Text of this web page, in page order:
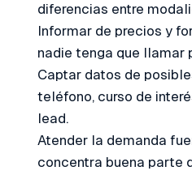
diferencias entre
Informar de precios y
nadie tenga que llamar
Captar datos de
teléfono, curso de
lead.
Atender la demanda
concentra buena parte